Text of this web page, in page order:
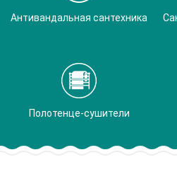
Антивандальная сантехника
Полотенце-сушители